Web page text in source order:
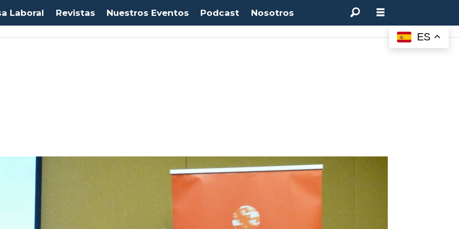
Laboral Revistas Nuestros Eventos Podcast Nosotros
ES
Bitcoin: $64.600,08